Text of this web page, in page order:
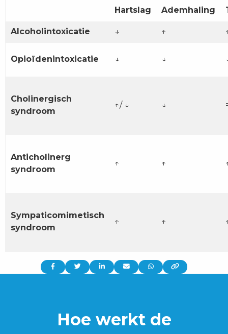
Hartslag Ademhaling
Alcoholintoxicatie ↓ ↑
Opioïdenintoxicatie ↓ ↓
Cholinergisch
syndroom
↑/ ↓ ↓
Anticholinerg
syndroom
↑ ↑
Sympaticomimetisch
syndroom
↑ ↑
Delen
Delen
Delen
Delen
Delen
Hoe werkt de